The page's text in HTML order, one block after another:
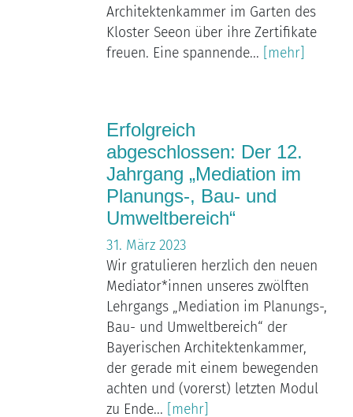
Architektenkammer im Garten des
Kloster Seeon über ihre Zertifikate
freuen. Eine spannende...
[mehr]
Erfolgreich
abgeschlossen: Der 12.
Jahrgang „Mediation im
Planungs-, Bau- und
Umweltbereich“
31. März 2023
Wir gratulieren herzlich den neuen
Mediator*innen unseres zwölften
Lehrgangs „Mediation im Planungs-,
Bau- und Umweltbereich“ der
Bayerischen Architektenkammer,
der gerade mit einem bewegenden
achten und (vorerst) letzten Modul
zu Ende...
[mehr]